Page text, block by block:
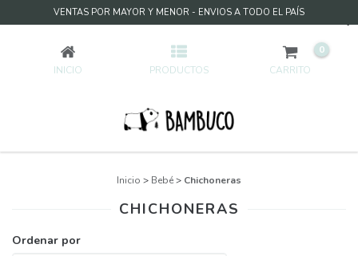
VENTAS POR MAYOR Y MENOR - ENVIOS A TODO EL PAÍS
CHICHONERAS
INICIO PRODUCTOS CARRITO
0
Inicio > Bebé> Chichoneras
CHICHONERAS
Ordenar por